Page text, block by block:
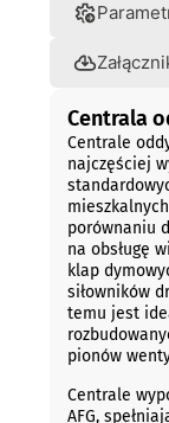
Centrala
Centrale
najczęściej
porównaniu
na obsługę
klap
siłowników
temu jest
pionów
Centrale
AFG,